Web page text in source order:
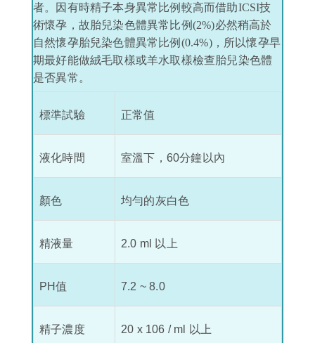
者。因有時精子本身異常比例較高而借助ICSI技
術懷孕，故胎兒染色體異常比例(2%)必然稍高於
自然懷孕胎兒染色體異常比例(0.4%)，所以懷孕早
期最好能做絨毛取樣或羊水取樣檢查胎兒染色體
是否異常。
標準試驗 正常值
液化時間 室溫下，60分鐘以內
顏色 均勻的灰白色
精液量 2.0 ml 以上
PH值 7.2 ~ 8.0
精子濃度 20 x 106 / ml 以上